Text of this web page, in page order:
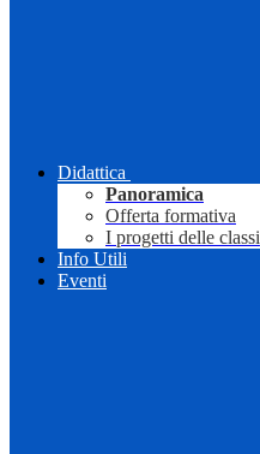
Didattica
Panoramica
Offerta formativa
I progetti delle classi
Info Utili
Eventi